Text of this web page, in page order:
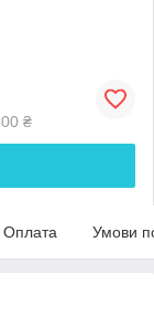
₴
Оплата Умови